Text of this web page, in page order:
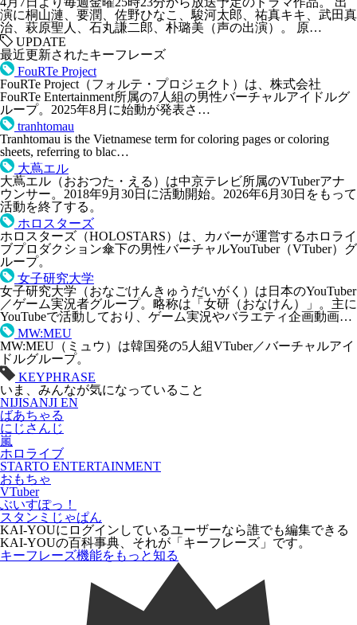
演に桐山漣、要潤、佐野ひなこ、駿河太郎、祐真キキ、武田真
治、萩原聖人、石丸謙二郎、朴璐美（声の出演）。 原…
UPDATE
最近更新されたキーフレーズ
FouRTe Project
FouRTe Project（フォルテ・プロジェクト）は、株式会社
FouRTe Entertainment所属の7人組の男性バーチャルアイドルグ
ループ。2025年8月に始動が発表さ…
tranhtomau
Tranhtomau is the Vietnamese term for coloring pages or coloring
sheets, referring to blac…
大蔦エル
大蔦エル（おおつた・える）は中京テレビ所属のVTuberアナ
ウンサー。2018年9月30日に活動開始。2026年6月30日をもって
活動を終了する。
ホロスターズ
ホロスターズ（HOLOSTARS）は、カバーが運営するホロライ
ブプロダクション傘下の男性バーチャルYouTuber（VTuber）グ
ループ。
女子研究大学
女子研究大学（おなごけんきゅうだいがく）は日本のYouTuber
／ゲーム実況者グループ。略称は「女研（おなけん）」。主に
YouTubeで活動しており、ゲーム実況やバラエティ企画動画…
MW:MEU
MW:MEU（ミュウ）は韓国発の5人組VTuber／バーチャルアイ
ドルグループ。
KEYPHRASE
いま、みんなが気になっていること
NIJISANJI EN
ばあちゃる
にじさんじ
嵐
ホロライブ
STARTO ENTERTAINMENT
おもちゃ
VTuber
ぶいすぽっ！
スタンミじゃぱん
KAI-YOUにログインしているユーザーなら誰でも編集できる
KAI-YOUの百科事典、それが「 キーフレーズ 」です。
キーフレーズ機能をもっと知る